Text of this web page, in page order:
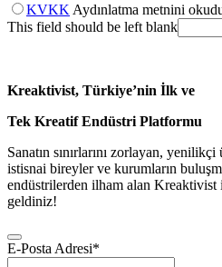
KVKK Aydınlatma metnini
This field should be left blank
Kreaktivist, Türkiye’nin İlk ve
Tek Kreatif Endüstri Platformu
Sanatın sınırlarını zorlayan,
istisnai bireyler ve kurumların
endüstrilerden ilham alan Kreaktivist
geldiniz!
E-Posta Adresi*